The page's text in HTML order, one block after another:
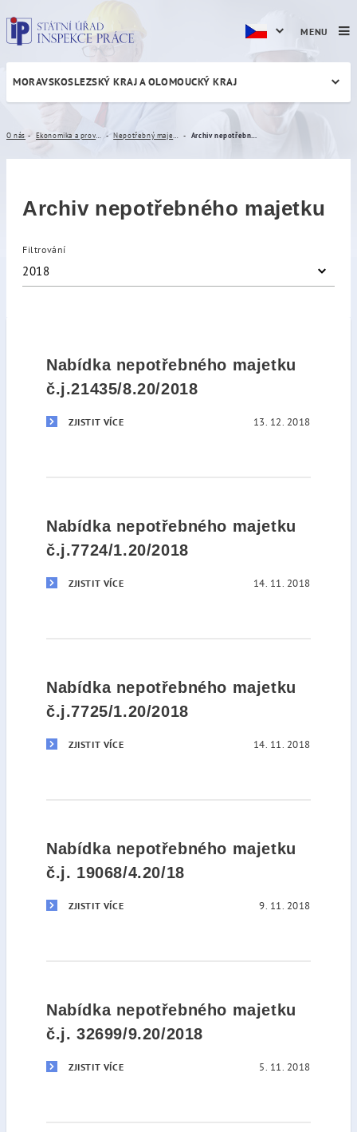
Archiv nepotřebného
MORAVSKOSLEZSKÝ KRAJ A OLOMOUCKÝ KRAJ
O nás
Archiv nepotřebného majetku
Filtrování
2018
Nabídka nepotřebného majetku
č.j.21435/8.20/2018
ZJISTIT VÍCE 13. 12. 2018
Nabídka nepotřebného majetku
č.j.7724/1.20/2018
ZJISTIT VÍCE 14. 11. 2018
Nabídka nepotřebného majetku
č.j.7725/1.20/2018
ZJISTIT VÍCE 14. 11. 2018
Nabídka nepotřebného majetku
č.j. 19068/4.20/18
ZJISTIT VÍCE 9. 11. 2018
Nabídka nepotřebného majetku
č.j. 32699/9.20/2018
ZJISTIT VÍCE 5. 11. 2018
MENU